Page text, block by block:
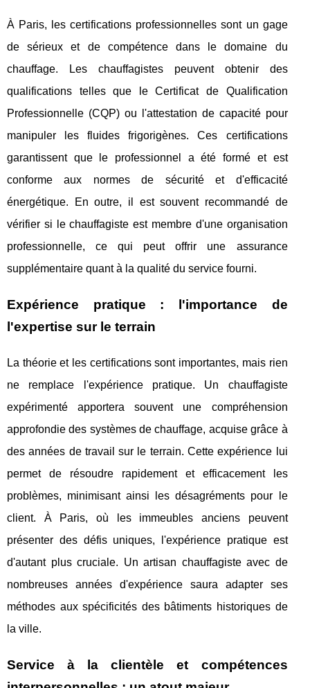
À Paris, les certifications professionnelles sont un gage
de sérieux et de compétence dans le domaine du
chauffage. Les chauffagistes peuvent obtenir des
qualifications telles que le Certificat de Qualification
Professionnelle (CQP) ou l'attestation de capacité pour
manipuler les fluides frigorigènes. Ces certifications
garantissent que le professionnel a été formé et est
conforme aux normes de sécurité et d'efficacité
énergétique. En outre, il est souvent recommandé de
vérifier si le chauffagiste est membre d'une organisation
professionnelle, ce qui peut offrir une assurance
supplémentaire quant à la qualité du service fourni.
Expérience pratique : l'importance de
l'expertise sur le terrain
La théorie et les certifications sont importantes, mais rien
ne remplace l'expérience pratique. Un chauffagiste
expérimenté apportera souvent une compréhension
approfondie des systèmes de chauffage, acquise grâce à
des années de travail sur le terrain. Cette expérience lui
permet de résoudre rapidement et efficacement les
problèmes, minimisant ainsi les désagréments pour le
client. À Paris, où les immeubles anciens peuvent
présenter des défis uniques, l'expérience pratique est
d'autant plus cruciale. Un artisan chauffagiste avec de
nombreuses années d'expérience saura adapter ses
méthodes aux spécificités des bâtiments historiques de
la ville.
Service à la clientèle et compétences